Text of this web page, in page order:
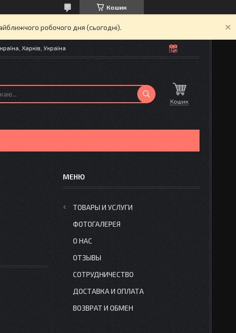
Кошик
робочого дня (сьогодні).
Харків, Україна
Кошик
ТОВАРЫ И УСЛУГИ
ФОТОГАЛЕРЕЯ
О НАС
ОТЗЫВЫ
СОТРУДНИЧЕСТВО
ДОСТАВКА И ОПЛАТА
ВОЗВРАТ И ОБМЕН